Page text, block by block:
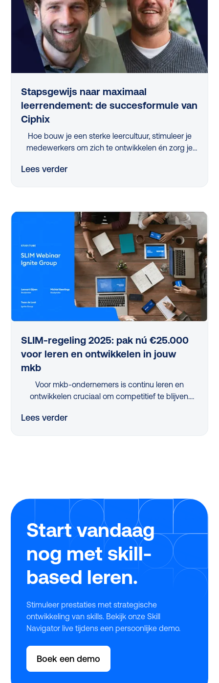
Stapsgewijs naar maximaal
leerrendement: de succesformule van
Ciphix
Hoe bouw je een sterke leercultuur, stimuleer je
medewerkers om zich te ontwikkelen én zorg je
Tijdens het webinar 'Stapsgewijs naar maximaal
Stoer (Studytube) deelden praktische inzichten en
Ciphix’ bewezen aanpak, waarbij de ‘10% regel’
centraal staat. Ontdek in dit webinar-verslag hoe
je leren slim en gefaseerd oppakt en ontwikkeling
niet alleen toegankelijk, maar ook direct waardevol
maakt voor je organisatie.
Lees verder
SLIM-regeling 2025: pak nú €25.000
voor leren en ontwikkelen in jouw
mkb
Voor mkb-ondernemers is continu leren en
ontwikkelen cruciaal om competitief te blijven.
flinke uitdaging. Dus, hoe pak je dit slim aan?
stress, snel en eenvoudig gebruikmaakt van deze
regeling.
Lees verder
Start vandaag
nog met skill-
based leren.
Stimuleer prestaties met strategische
ontwikkeling van skills. Bekijk onze Skill
Navigator live tijdens een persoonlijke demo.
Boek een demo